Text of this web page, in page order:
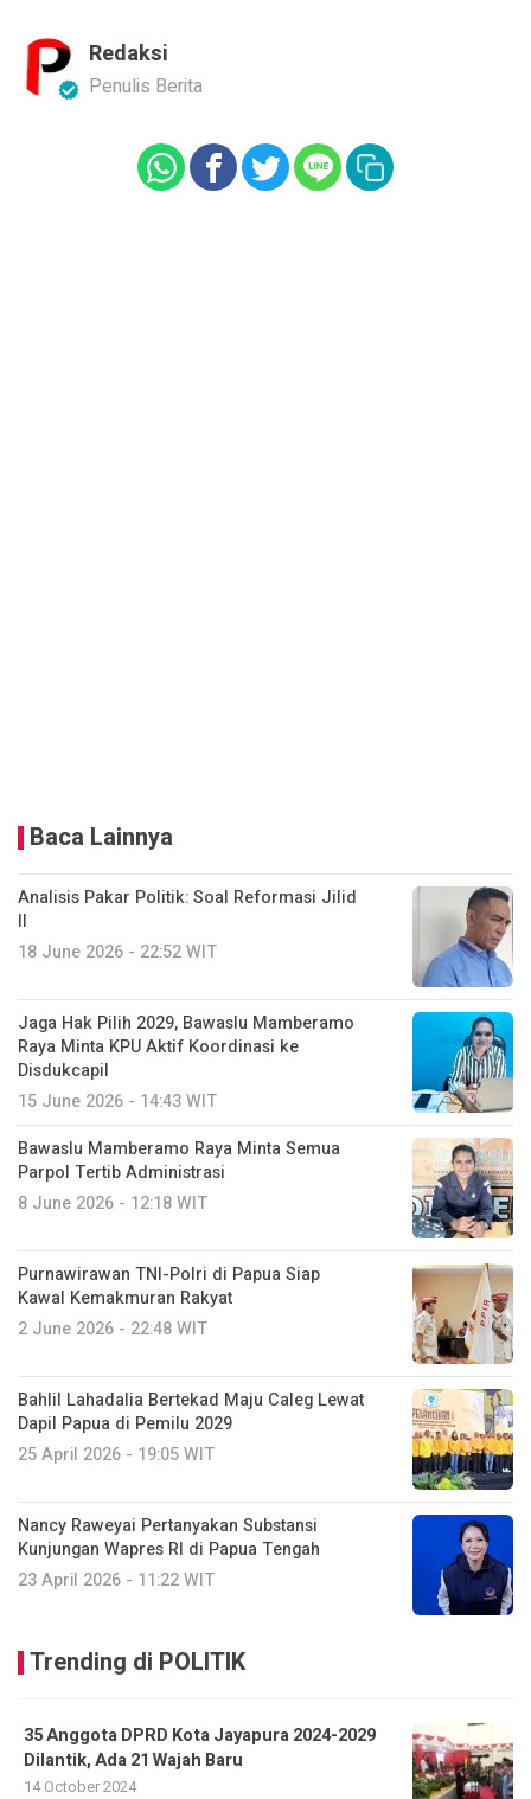
Redaksi
Penulis Berita
Baca Lainnya
Analisis Pakar Politik: Soal Reformasi Jilid
II
18 June 2026 - 22:52 WIT
Jaga Hak Pilih 2029, Bawaslu Mamberamo
Raya Minta KPU Aktif Koordinasi ke
Disdukcapil
15 June 2026 - 14:43 WIT
Bawaslu Mamberamo Raya Minta Semua
Parpol Tertib Administrasi
8 June 2026 - 12:18 WIT
Purnawirawan TNI-Polri di Papua Siap
Kawal Kemakmuran Rakyat
2 June 2026 - 22:48 WIT
Bahlil Lahadalia Bertekad Maju Caleg Lewat
Dapil Papua di Pemilu 2029
25 April 2026 - 19:05 WIT
Nancy Raweyai Pertanyakan Substansi
Kunjungan Wapres RI di Papua Tengah
23 April 2026 - 11:22 WIT
Trending di POLITIK
35 Anggota DPRD Kota Jayapura 2024-2029
Dilantik, Ada 21 Wajah Baru
14 October 2024